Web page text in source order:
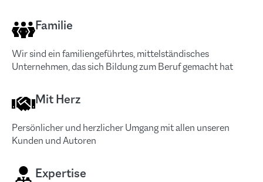
Familie
Wir sind ein familiengeführtes, mittelständisches
Unternehmen, das sich Bildung zum Beruf gemacht hat
Mit Herz
Persönlicher und herzlicher Umgang mit allen unseren
Kunden und Autoren
Expertise